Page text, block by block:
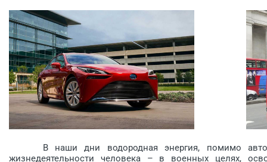
В наши дни водородная энергия, помимо
жизнедеятельности человека – в военных целях,